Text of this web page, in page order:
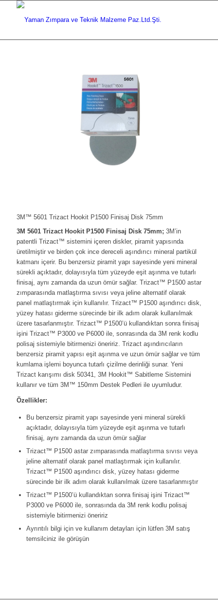
3M™ 5601 Trizact Hookit P1500 Finisaj Disk 75mm
3M 5601 Trizact Hookit P1500 Finisaj Disk 75mm; 3M’in
patentli Trizact™ sistemini içeren diskler, piramit yapısında
üretilmiştir ve birden çok ince dereceli aşındırıcı mineral partikül
katmanı içerir. Bu benzersiz piramit yapı sayesinde yeni mineral
sürekli açıktadır, dolayısıyla tüm yüzeyde eşit aşınma ve tutarlı
finisaj, aynı zamanda da uzun ömür sağlar. Trizact™ P1500 astar
zımparasında matlaştırma sıvısı veya jeline alternatif olarak
panel matlaştırmak için kullanılır. Trizact™ P1500 aşındırıcı disk,
yüzey hatası giderme sürecinde bir ilk adım olarak kullanılmak
üzere tasarlanmıştır. Trizact™ P1500’ü kullandıktan sonra finisaj
işini Trizact™ P3000 ve P6000 ile, sonrasında da 3M renk kodlu
polisaj sistemiyle bitirmenizi öneririz. Trizact aşındırıcıların
benzersiz piramit yapısı eşit aşınma ve uzun ömür sağlar ve tüm
kumlama işlemi boyunca tutarlı çizilme derinliği sunar. Yeni
Trizact karışımı disk 50341, 3M Hookit™ Sabitleme Sistemini
kullanır ve tüm 3M™ 150mm Destek Pedleri ile uyumludur.
Özellikler:
Bu benzersiz piramit yapı sayesinde yeni mineral sürekli
açıktadır, dolayısıyla tüm yüzeyde eşit aşınma ve tutarlı
finisaj, aynı zamanda da uzun ömür sağlar
Trizact™ P1500 astar zımparasında matlaştırma sıvısı veya
jeline alternatif olarak panel matlaştırmak için kullanılır.
Trizact™ P1500 aşındırıcı disk, yüzey hatası giderme
sürecinde bir ilk adım olarak kullanılmak üzere tasarlanmıştır
Trizact™ P1500’ü kullandıktan sonra finisaj işini Trizact™
P3000 ve P6000 ile, sonrasında da 3M renk kodlu polisaj
sistemiyle bitirmenizi öneririz
Ayrıntılı bilgi için ve kullanım detayları için lütfen 3M satış
temsilciniz ile görüşün